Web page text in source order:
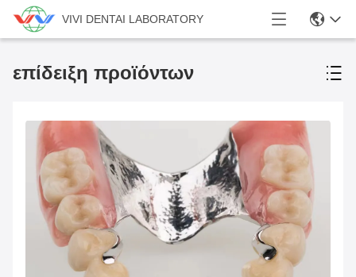
VIVI DENTAI LABORATORY
επίδειξη προϊόντων